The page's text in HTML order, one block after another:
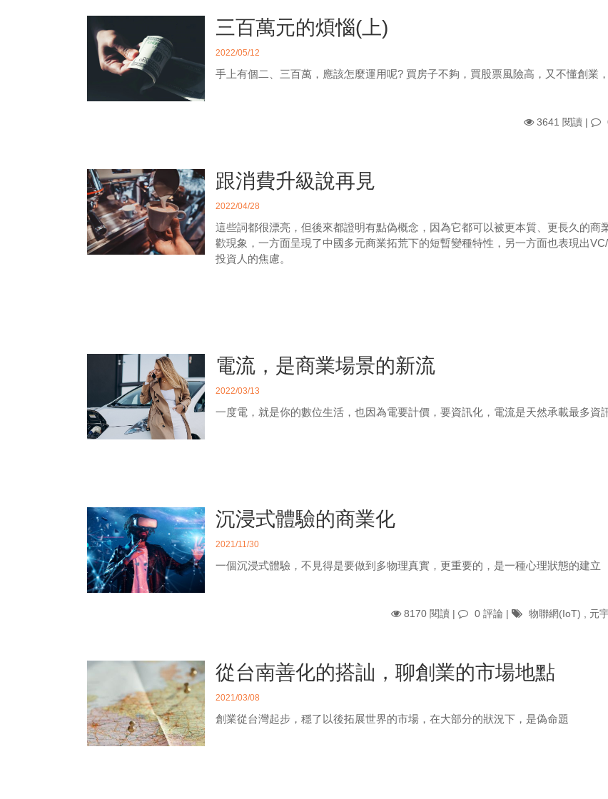
三百萬元的煩惱(上)
2022/05/12
手上有個二、三百萬，應該怎麼運用呢? 買房子不夠，買股票風險高，又不懂創業
3641 閱讀 |
跟消費升級說再見
2022/04/28
這些詞都很漂亮，但後來都證明有點偽概念，因為它都可以被更本質、更長久的商
歡現象，一方面呈現了中國多元商業拓荒下的短暫變種特性，另一方面也表現出
投資人的焦慮。
電流，是商業場景的新流
2022/03/13
一度電，就是你的數位生活，也因為電要計價，要資訊化，電流是天然承載最多資
沉浸式體驗的商業化
2021/11/30
一個沉浸式體驗，不見得是要做到多物理真實，更重要的，是一種心理狀態的建立
8170 閱讀 | 0 評論 | 物聯網(IoT) 元
從台南善化的搭訕，聊創業的市場地點
2021/03/08
創業從台灣起步，穩了以後拓展世界的市場，在大部分的狀況下，是偽命題